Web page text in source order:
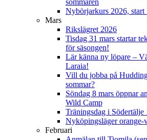
Nybörjarkurs 2026, start
Mars
Rikslägret 2026
Tisdag 31 mars startar
för säsongen!
Lär känna ny löpare –
Laraia!
Vill du jobba på
sommar?
Söndag 8 mars öppnar
Wild Camp
Träningsdag i Södertälje
Nyköpingsläger orange-
Februari